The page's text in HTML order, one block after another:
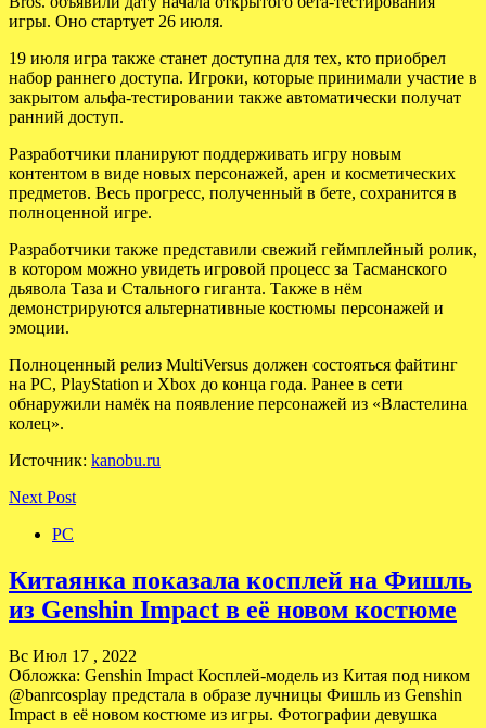
игры. Оно стартует 26 июля.
19 июля игра также станет доступна для тех, кто приобрел
набор раннего доступа. Игроки, которые принимали участие в
закрытом альфа-тестировании также автоматически получат
ранний доступ.
Разработчики планируют поддерживать игру новым
контентом в виде новых персонажей, арен и косметических
предметов. Весь прогресс, полученный в бете, сохранится в
полноценной игре.
Разработчики также представили свежий геймплейный ролик,
в котором можно увидеть игровой процесс за Тасманского
дьявола Таза и Стального гиганта. Также в нём
демонстрируются альтернативные костюмы персонажей и
эмоции.
Полноценный релиз MultiVersus должен состояться файтинг
на PC, PlayStation и Xbox до конца года. Ранее в сети
обнаружили намёк на появление персонажей из «Властелина
колец».
Источник: kanobu.ru
Next Post
PC
Китаянка показала косплей на Фишль
из Genshin Impact в её новом костюме
Вс Июл 17 , 2022
Обложка: Genshin Impact Косплей-модель из Китая под ником
@banrcosplay предстала в образе лучницы Фишль из Genshin
Impact в её новом костюме из игры. Фотографии девушка